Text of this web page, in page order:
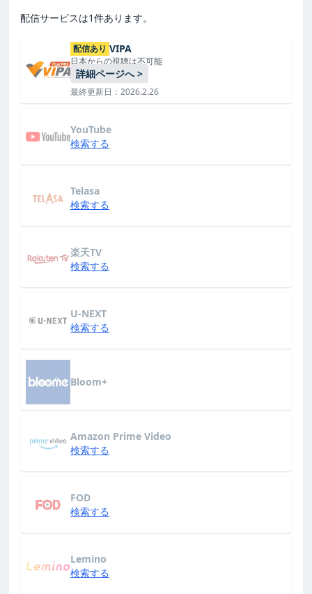
配信サービスは1件あります。
配信あり VIPA
日本からの視聴は不可能
詳細ページへ >
最終更新日：2026.2.26
YouTube
検索する
Telasa
検索する
楽天TV
検索する
U-NEXT
検索する
Bloom+
Amazon Prime Video
検索する
FOD
検索する
Lemino
検索する